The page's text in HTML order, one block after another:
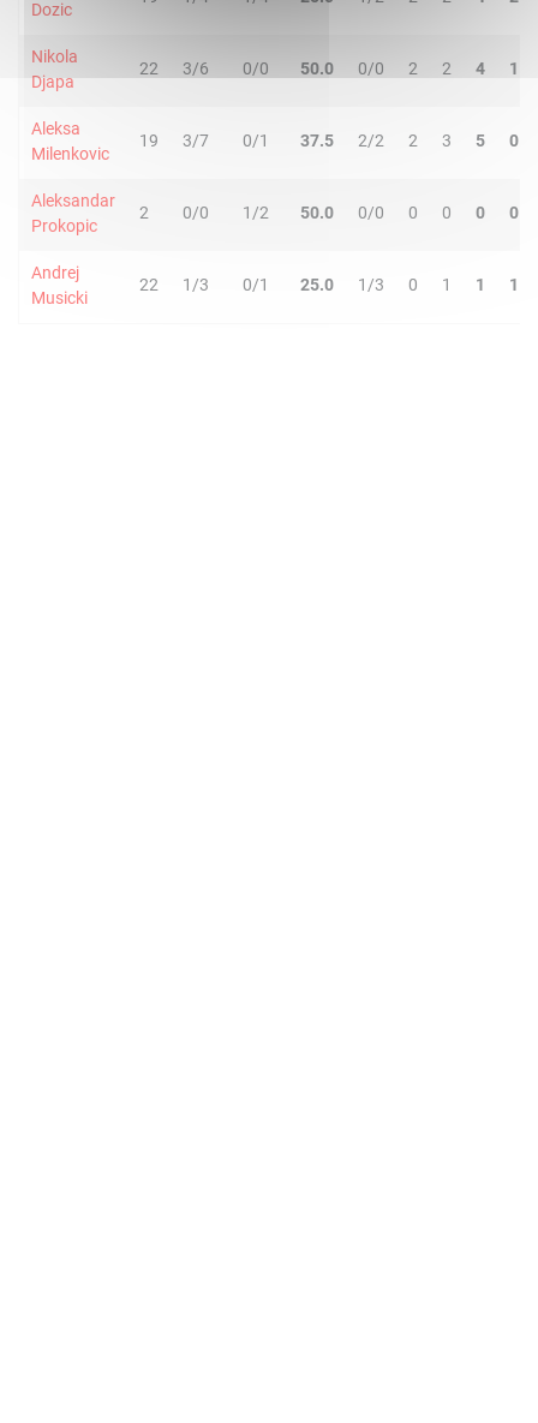
Dozic
Nikola
Djapa
22 3/6 0/0 50.0 0/0 2 2 4 1
Aleksa
Milenkovic
19 3/7 0/1 37.5 2/2 2 3 5 0
Aleksandar
Prokopic
2 0/0 1/2 50.0 0/0 0 0 0 0
Andrej
Musicki
22 1/3 0/1 25.0 1/3 0 1 1 1